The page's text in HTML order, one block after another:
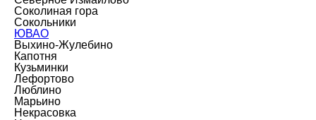
Соколиная гора
Сокольники
ЮВАО
Выхино-Жулебино
Капотня
Кузьминки
Лефортово
Люблино
Марьино
Некрасовка